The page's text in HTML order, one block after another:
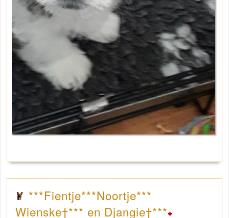
***Fientje***Noortje***
Wienske†*** en Djangie†***